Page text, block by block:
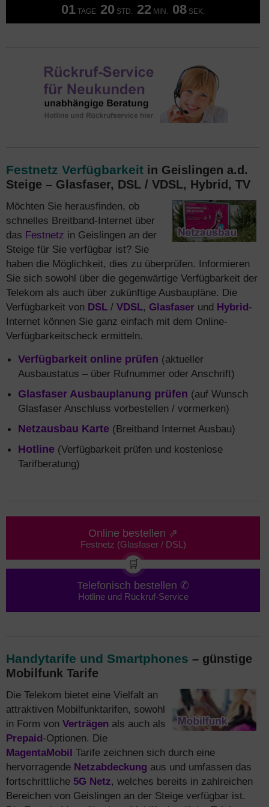
01 TAGE 20 STD. 22 MIN. 07 SEK.
Festnetz Verfügbarkeit in Geislingen a.d.
Steige – Glasfaser, DSL / VDSL, Hybrid, TV
Möchten Sie herausfinden, ob
schnelles Breitband-Internet über
das Festnetz in Geislingen an der
Steige für Sie verfügbar ist? Sie
haben die Möglichkeit, dies zu überprüfen. Informieren
Sie sich sowohl über die gegenwärtige Verfügbarkeit der
Telekom als auch über zukünftige Ausbaupläne. Die
Verfügbarkeit von DSL / VDSL, Glasfaser und Hybrid-
Internet können Sie ganz einfach mit dem Online-
Verfügbarkeitscheck ermitteln.
Verfügbarkeit online prüfen (aktueller
Ausbaustatus – über Rufnummer oder Anschrift)
Glasfaser Ausbauplanung prüfen (auf Wunsch
Glasfaser Anschluss vorbestellen / vormerken)
Netzausbau Karte (Breitband Internet Ausbau)
Hotline (Verfügbarkeit prüfen und kostenlose
Tarifberatung)
Online bestellen ⇗
Festnetz (Glasfaser / DSL)
🛒
Telefonisch bestellen ✆
Hotline und Rückruf-Service
Handytarife und Smartphones – günstige
Mobilfunk Tarife
Die Telekom bietet eine Vielfalt an
attraktiven Mobilfunktarifen, sowohl
in Form von Verträgen als auch als
Prepaid-Optionen. Die
MagentaMobil Tarife zeichnen sich durch eine
hervorragende Netzabdeckung aus und umfassen das
fortschrittliche 5G Netz, welches bereits in zahlreichen
Bereichen von Geislingen an der Steige verfügbar ist.